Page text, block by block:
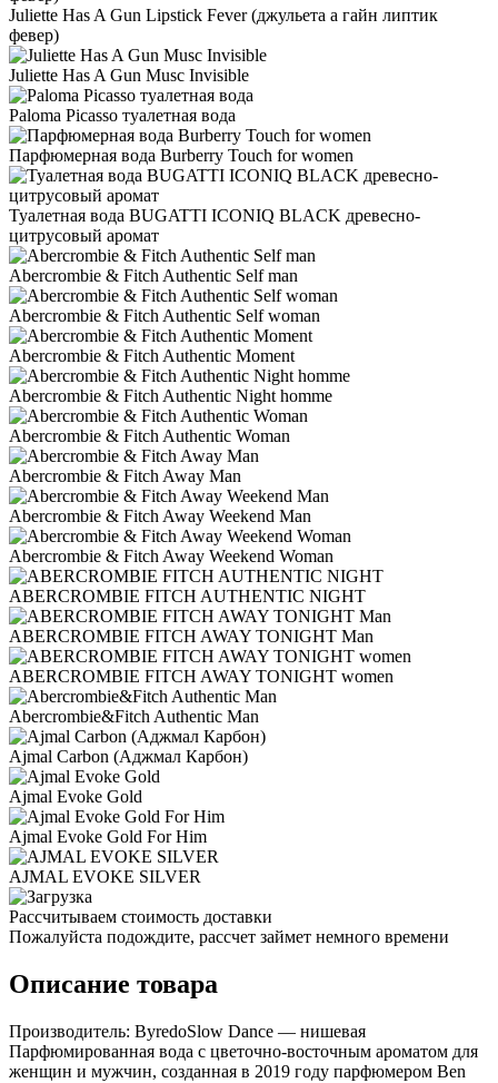
Juliette Has A Gun Lipstick Fever (джульета а гайн липтик
февер)
Juliette Has A Gun Musc Invisible
Paloma Picasso туалетная вода
Парфюмерная вода Burberry Touch for women
Туалетная вода BUGATTI ICONIQ BLACK древесно-
цитрусовый аромат
Abercrombie & Fitch Authentic Self man
Abercrombie & Fitch Authentic Self woman
Abercrombie & Fitch Authentic Moment
Abercrombie & Fitch Authentic Night homme
Abercrombie & Fitch Authentic Woman
Abercrombie & Fitch Away Man
Abercrombie & Fitch Away Weekend Man
Abercrombie & Fitch Away Weekend Woman
ABERCROMBIE FITCH AUTHENTIC NIGHT
ABERCROMBIE FITCH AWAY TONIGHT Man
ABERCROMBIE FITCH AWAY TONIGHT women
Abercrombie&Fitch Authentic Man
Ajmal Carbon (Аджмал Карбон)
Ajmal Evoke Gold
Ajmal Evoke Gold For Him
AJMAL EVOKE SILVER
Рассчитываем стоимость доставки
Пожалуйста подождите, рассчет займет немного времени
Описание товара
Производитель: ByredoSlow Dance — нишевая
Парфюмированная вода с цветочно-восточным ароматом для
женщин и мужчин, созданная в 2019 году парфюмером Ben